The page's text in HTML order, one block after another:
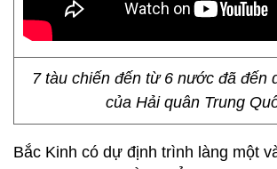
7 tàu chiến đến từ 6 nước đã đến
của Hải quân Trung
Bắc Kinh có dự định trình làng một